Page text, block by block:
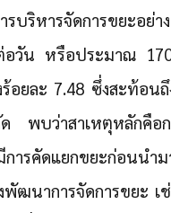
บริหารจัดการขยะอย่
อวัน หรือประมาณ
อยละ 7.48 ซึ่งสะท้อน
พบว่าสาเหตุหลักคือก
ารคัดแยกขยะก่อนนำ
ฒนาการจัดการขยะ เ